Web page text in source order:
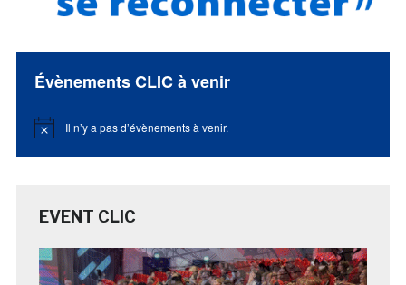
Évènements CLIC à venir
Notice Il n’y a pas d’évènements à venir.
EVENT CLIC